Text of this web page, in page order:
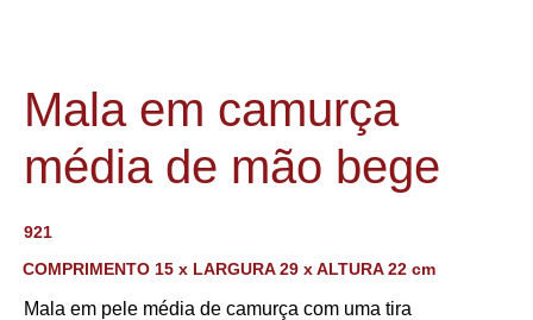
Mala em camurça
média de mão bege
921
COMPRIMENTO 15 x LARGURA 29 x ALTURA 22 cm
Mala em pele média de camurça com uma tira